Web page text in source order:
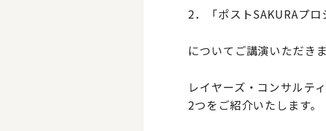
2．「ポストSAKURAプ
についてご講演いただきま
レイヤーズ・コンサルテ
2つをご紹介いたします。